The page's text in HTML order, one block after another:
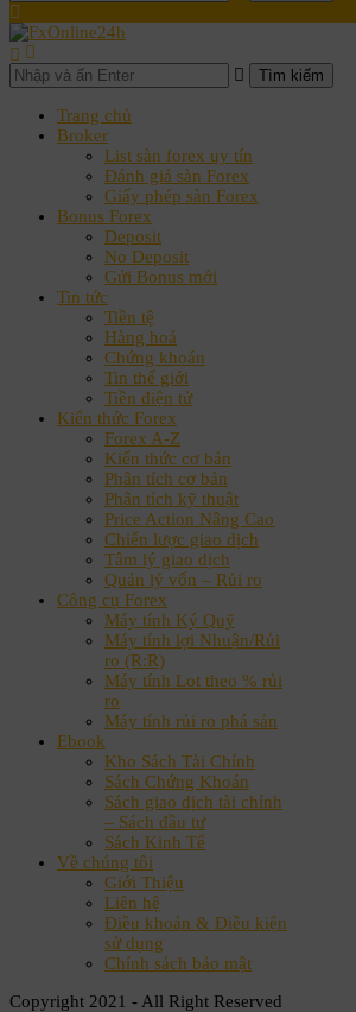
Tìm kiếm
Trang chủ
Broker
List sàn forex uy tín
Đánh giá sàn Forex
Giấy phép sàn Forex
Bonus Forex
Deposit
No Deposit
Gửi Bonus mới
Tin tức
Tiền tệ
Hàng hoá
Chứng khoán
Tin thế giới
Tiền điện tử
Kiến thức Forex
Forex A-Z
Kiến thức cơ bản
Phân tích cơ bản
Phân tích kỹ thuật
Price Action Nâng Cao
Chiến lược giao dịch
Tâm lý giao dịch
Quản lý vốn – Rủi ro
Công cụ Forex
Máy tính Ký Quỹ
Máy tính lợi Nhuận/Rủi
ro (R:R)
Máy tính Lot theo % rủi
ro
Máy tính rủi ro phá sản
Ebook
Kho Sách Tài Chính
Sách Chứng Khoán
Sách giao dịch tài chính
– Sách đầu tư
Sách Kinh Tế
Về chúng tôi
Giới Thiệu
Liên hệ
Điều khoản & Điều kiện
sử dụng
Chính sách bảo mật
Copyright 2021 - All Right Reserved